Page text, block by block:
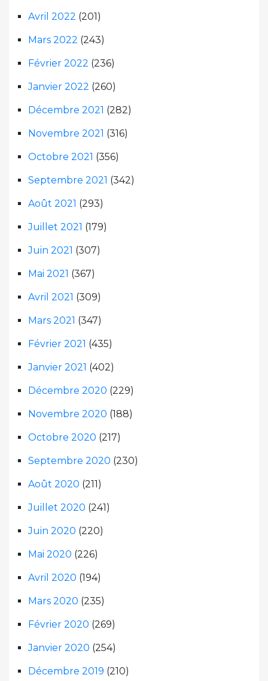
Avril 2022 (201)
Mars 2022 (243)
Février 2022 (236)
Janvier 2022 (260)
Décembre 2021 (282)
Novembre 2021 (316)
Octobre 2021 (356)
Septembre 2021 (342)
Août 2021 (293)
Juillet 2021 (179)
Juin 2021 (307)
Mai 2021 (367)
Avril 2021 (309)
Mars 2021 (347)
Février 2021 (435)
Janvier 2021 (402)
Décembre 2020 (229)
Novembre 2020 (188)
Octobre 2020 (217)
Septembre 2020 (230)
Août 2020 (211)
Juillet 2020 (241)
Juin 2020 (220)
Mai 2020 (226)
Avril 2020 (194)
Mars 2020 (235)
Février 2020 (269)
Janvier 2020 (254)
Décembre 2019 (210)